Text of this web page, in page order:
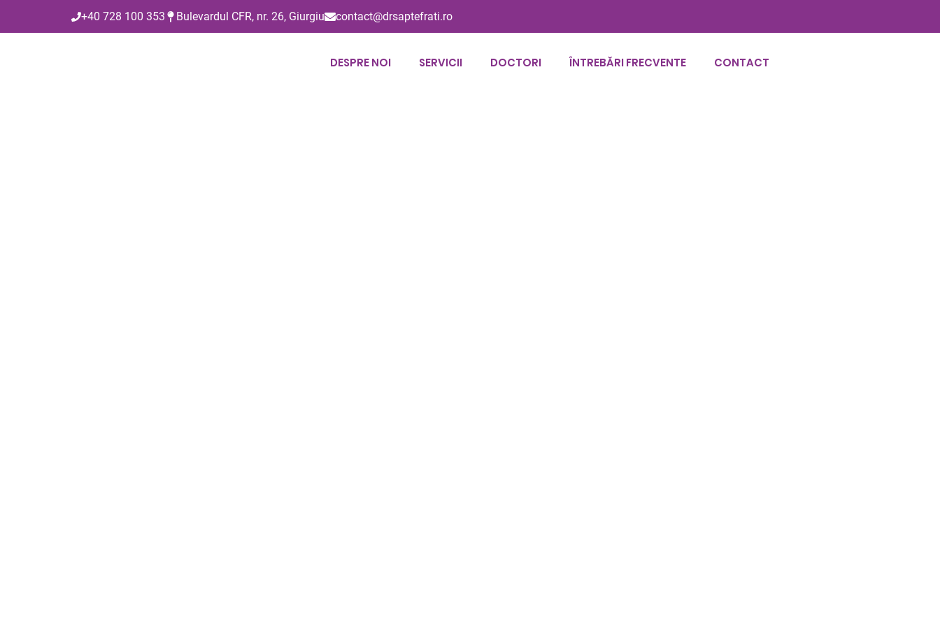
+40 728 100 353 Bulevardul CFR, nr. 26, Giurgiu contact@drsaptefrati.ro
DESPRE NOI SERVICII DOCTORI ÎNTREBĂRI FRECVENTE CONTACT